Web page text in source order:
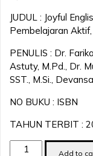
JUDUL : Joyful
Pembelajaran
PENULIS : Dr.
Astuty, M.Pd., Dr.
SST., M.Si.,
NO BUKU : ISBN
TAHUN TERBIT :
Joyful
Add to